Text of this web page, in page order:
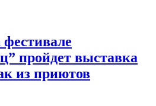
пройдет выставка
из приютов